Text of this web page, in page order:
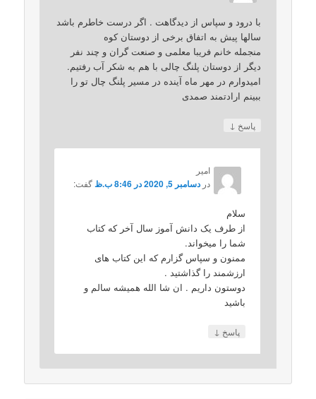
با درود و سپاس از دیدگاهت . اگر درست خاطرم باشد
سالها پیش به اتفاق برخی از دوستان کوه
منجمله خانم فریبا معلمی و صنعت گران و چند نفر
دیگر از دوستان پلنگ چالی با هم به شکر آب رفتیم.
امیدوارم در مهر ماه آینده در مسیر پلنگ چال تو را
ببینم ارادتمند صمدی
پاسخ ↓
امیر
دردسامبر 5, 2020 در 8:46 ب.ظ گفت:
سلام
از طرف یک دانش آموز سال آخر که کتاب
شما را میخواند.
ممنون و سپاس گزارم که این کتاب های
ارزشمند را گذاشتید .
دوستون داریم . ان شا الله همیشه سالم و
باشید
پاسخ ↓